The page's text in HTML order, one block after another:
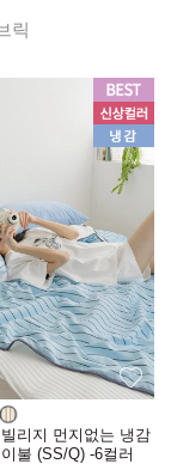
릭
리지 먼지없는 냉감
불 (SS/Q) -6컬러